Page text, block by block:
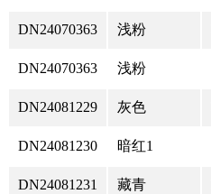
DN24070363 浅粉
DN24070363 浅粉
DN24081229 灰色
DN24081230 暗红1
DN24081231 藏青